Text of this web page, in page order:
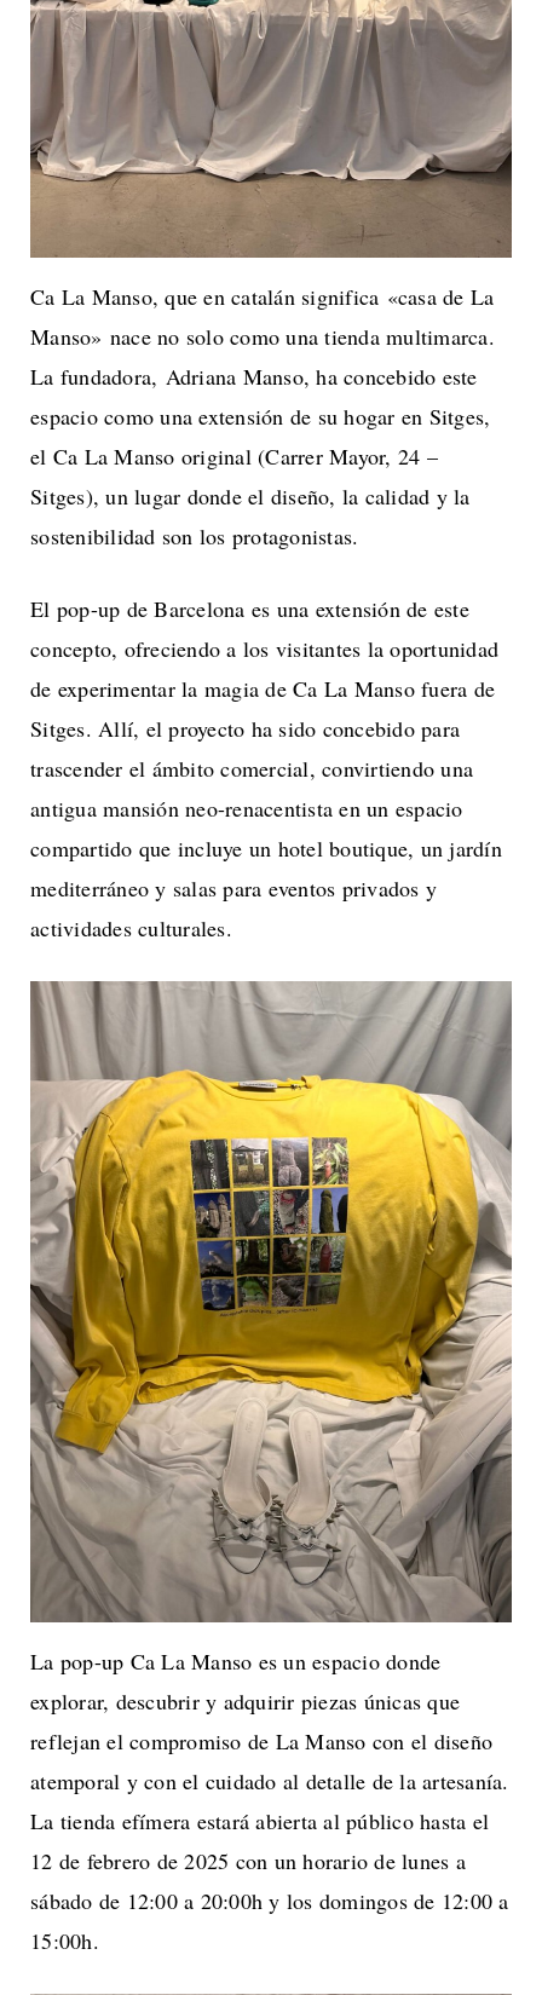
Ca La Manso, que en catalán significa «casa de La
Manso» nace no solo como una tienda multimarca.
La fundadora, Adriana Manso, ha concebido este
espacio como una extensión de su hogar en Sitges,
el Ca La Manso original (Carrer Mayor, 24 –
Sitges), un lugar donde el diseño, la calidad y la
sostenibilidad son los protagonistas.
El pop-up de Barcelona es una extensión de este
concepto, ofreciendo a los visitantes la oportunidad
de experimentar la magia de Ca La Manso fuera de
Sitges. Allí, el proyecto ha sido concebido para
trascender el ámbito comercial, convirtiendo una
antigua mansión neo-renacentista en un espacio
compartido que incluye un hotel boutique, un jardín
mediterráneo y salas para eventos privados y
actividades culturales.
La pop-up Ca La Manso es un espacio donde
explorar, descubrir y adquirir piezas únicas que
reflejan el compromiso de La Manso con el diseño
atemporal y con el cuidado al detalle de la artesanía.
La tienda efímera estará abierta al público hasta el
12 de febrero de 2025 con un horario de lunes a
sábado de 12:00 a 20:00h y los domingos de 12:00 a
15:00h.